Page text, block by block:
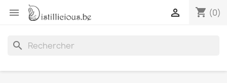
 shopping_cart (0)

search